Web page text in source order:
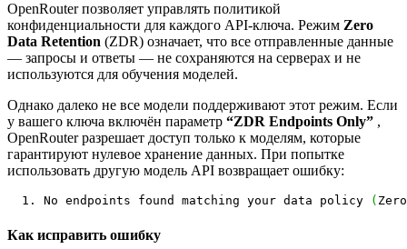
OpenRouter позволяет управлять политикой
конфиденциальности для каждого API-ключа. Режим Zero
Data Retention (ZDR) означает, что все отправленные данные
— запросы и ответы — не сохраняются на серверах и не
используются для обучения моделей.
Однако далеко не все модели поддерживают этот режим. Если
у вашего ключа включён параметр “ZDR Endpoints Only” ,
OpenRouter разрешает доступ только к моделям, которые
гарантируют нулевое хранение данных. При попытке
использовать другую модель API возвращает ошибку:
No endpoints found matching your data policy (
Как исправить ошибку